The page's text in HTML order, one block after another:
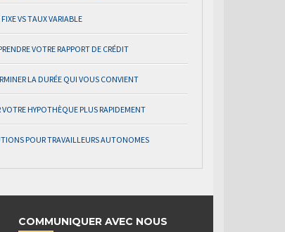
VS TAUX VARIABLE
VOTRE RAPPORT DE CRÉDIT
LA DURÉE QUI VOUS CONVIENT
VOTRE HYPOTHÈQUE PLUS RAPIDEMENT
POUR TRAVAILLEURS AUTONOMES
COMMUNIQUER AVEC NOUS